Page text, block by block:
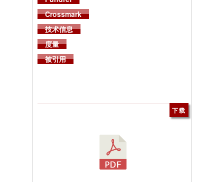
Crossmark
技术信息
度量
被引用
下载